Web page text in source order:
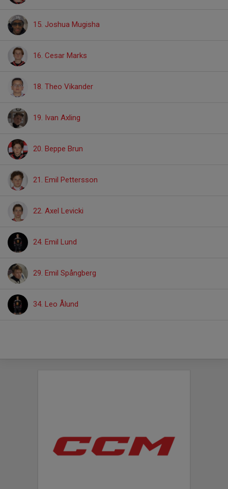
15. Joshua Mugisha
16. Cesar Marks
18. Theo Vikander
19. Ivan Axling
20. Beppe Brun
21. Emil Pettersson
22. Axel Levicki
24. Emil Lund
29. Emil Spångberg
34. Leo Ålund